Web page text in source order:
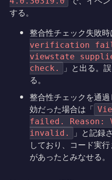
する。
整合性チェック失敗時
verification
viewstate
check.
」と出る。
る。
整合性チェックを通
効だった場合は「
failed. Reason:
invalid.
」と記録
しており、コード実
があったとみなせる。